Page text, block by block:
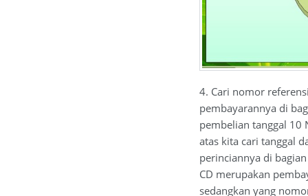
4. Cari nomor
pembayarannya di
pembelian tanggal 10
atas kita cari tanggal
perinciannya di
CD merupakan
sedangkan yang